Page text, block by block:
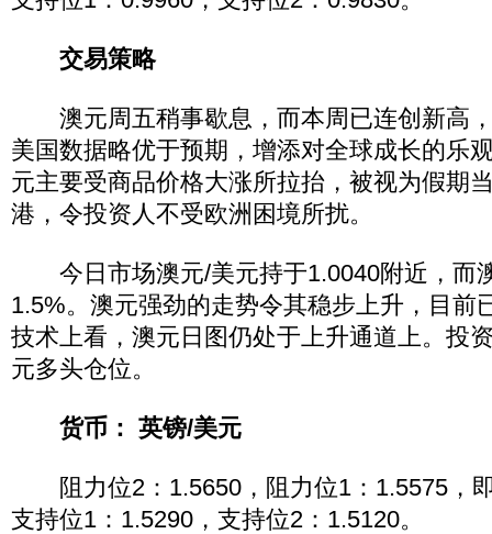
交易策略
澳元周五稍事歇息，而本周已连创新高
美国数据略优于预期，增添对全球成长的乐
元主要受商品价格大涨所拉抬，被视为假期
港，令投资人不受欧洲困境所扰。
今日市场澳元/美元持于1.0040附近，而
1.5%。澳元强劲的走势令其稳步上升，目前
技术上看，澳元日图仍处于上升通道上。投
元多头仓位。
货币： 英镑/美元
阻力位2：1.5650，阻力位1：1.5575，
支持位1：1.5290，支持位2：1.5120。